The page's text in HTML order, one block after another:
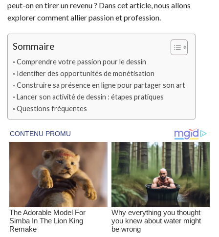
peut-on en tirer un revenu ? Dans cet article, nous allons
explorer comment allier passion et profession.
Sommaire
Comprendre votre passion pour le dessin
Identifier des opportunités de monétisation
Construire sa présence en ligne pour partager son art
Lancer son activité de dessin : étapes pratiques
Questions fréquentes